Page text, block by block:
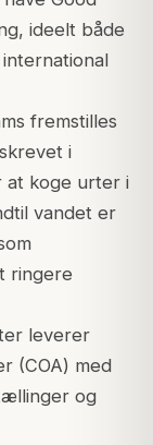
ideelt både
fremstilles
i
at koge urter i
vandet er
ringere
leverer
(COA) med
og